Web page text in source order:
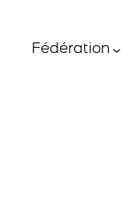
Fédération